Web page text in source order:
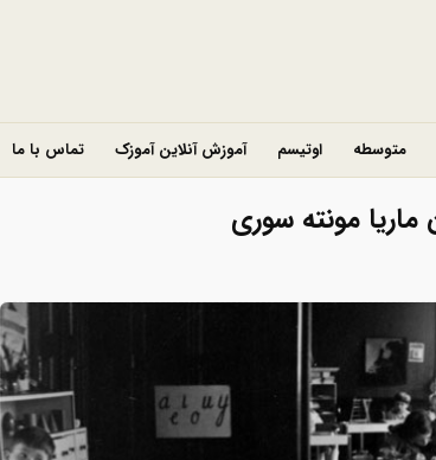
متوسطه اوتیسم آموزش آنلاین آموزک تماس با ما
مونته سوری